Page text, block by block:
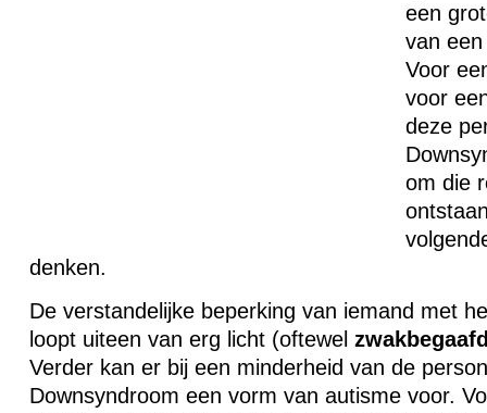
een
van
Voor
voor
deze
om die
denken.
De verstandelijke beperking van iemand met
loopt uiteen van erg licht (oftewel
Verder kan er bij een minderheid van de
Downsyndroom een vorm van autisme voor.